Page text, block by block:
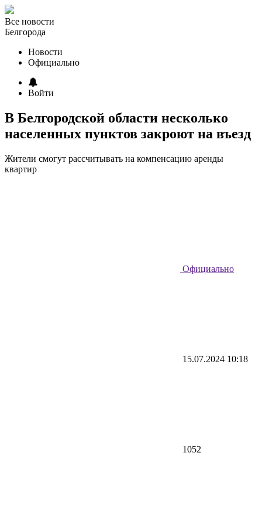
Все новости
Белгорода
Новости
Официально
Войти
В Белгородской области несколько
населенных пунктов закроют на въезд
Жители смогут рассчитывать на компенсацию аренды
квартир
Официально
15.07.2024 10:18
1052